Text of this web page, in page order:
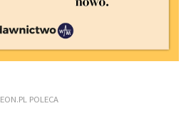
POLECA